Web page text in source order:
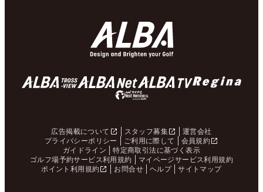
広告掲載について スタッフ募集
運営会社
プライバシーポリシー
ご利用に際して
会員規約
ガイドライン
特定商取引法に基づく表示
ゴルフ場予約サービス利用規約
マイページサービス利用規約
ポイント利用規約
お問合せ ヘルプ サイトマップ